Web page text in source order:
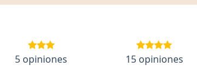
5 opiniones 15 opiniones